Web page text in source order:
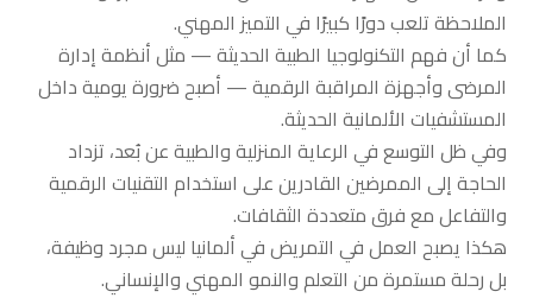
الملاحظة تلعب دورًا كبيرًا في التميز المهني.
كما أن فهم التكنولوجيا الطبية الحديثة — مثل أنظمة إدارة
المرضى وأجهزة المراقبة الرقمية — أصبح ضرورة يومية داخل
المستشفيات الألمانية الحديثة.
وفي ظل التوسع في الرعاية المنزلية والطبية عن بُعد، تزداد
الحاجة إلى الممرضين القادرين على استخدام التقنيات الرقمية
والتفاعل مع فرق متعددة الثقافات.
هكذا يصبح العمل في التمريض في ألمانيا ليس مجرد وظيفة،
بل رحلة مستمرة من التعلم والنمو المهني والإنساني.